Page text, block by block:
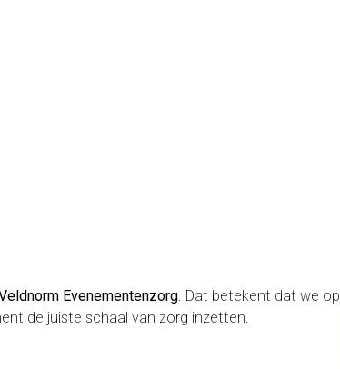
Evenementenzorg. Dat betekent dat we op
de juiste schaal van zorg inzetten.